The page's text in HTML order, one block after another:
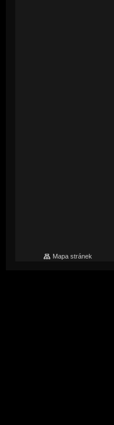
Mapa stránek